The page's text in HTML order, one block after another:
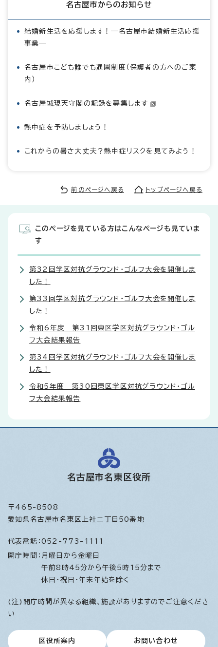
名古屋市からのお知らせ
結婚新生活を応援します！―名古屋市結婚新生活応援
事業―
名古屋市こども誰でも通園制度（保護者の方へのご案
内）
名古屋城現天守閣の記録を募集します
熱中症を予防しましょう！
これからの暑さ大丈夫？熱中症リスクを見てみよう！
前のページへ戻る トップページへ戻る
このページを見ている方はこんなページも見ていま
す
第32回学区対抗グラウンド・ゴルフ大会を開催しま
した！
第33回学区対抗グラウンド・ゴルフ大会を開催しま
した！
令和6年度 第31回東区学区対抗グラウンド・ゴル
フ大会結果報告
第34回学区対抗グラウンド・ゴルフ大会を開催しま
した！
令和5年度 第30回東区学区対抗グラウンド・ゴル
フ大会結果報告
名古屋市名東区役所
〒465-8508
愛知県名古屋市名東区上社二丁目50番地
代表電話： 052-773-1111
開庁時間： 月曜日から金曜日
午前8時45分から午後5時15分まで
休日・祝日・年末年始を除く
(注)開庁時間が異なる組織、施設がありますのでご注意くださ
い
区役所案内 お問い合わせ